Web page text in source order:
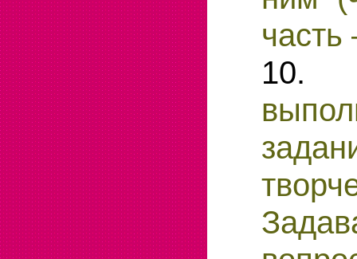
10.